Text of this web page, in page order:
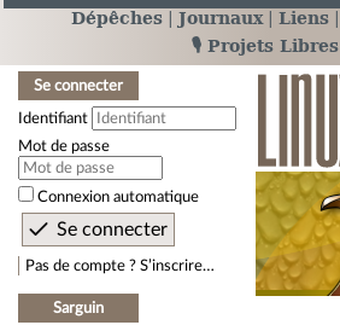
Dépêches Journaux Liens
🎙️ Projets Libres
Se connecter
Identifiant
Mot de passe
Connexion automatique
Pas de compte ? S’inscrire…
Sarguin